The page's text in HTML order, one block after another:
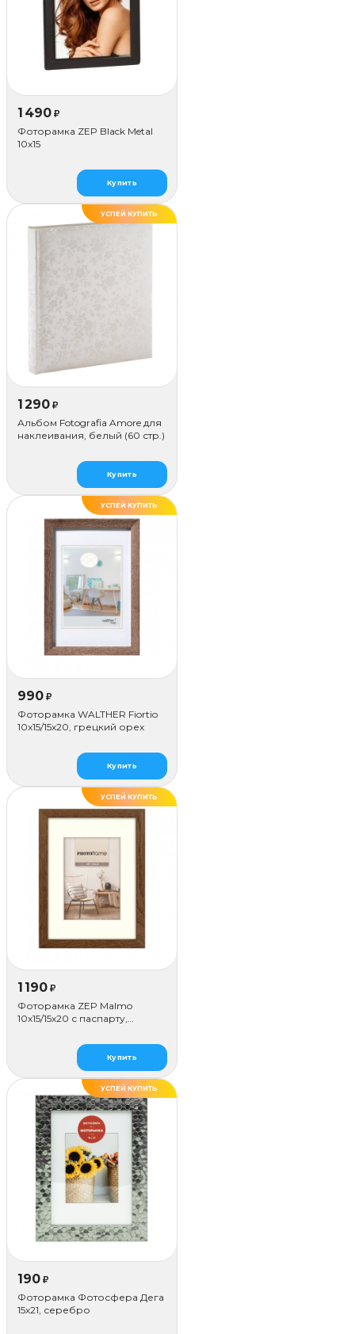
1 490 ₽
Фоторамка ZEP Black Metal
10x15
Купить
УСПЕЙ КУПИТЬ
1 290 ₽
Альбом Fotografia Amore для
наклеивания, белый (60 стр.)
Купить
УСПЕЙ КУПИТЬ
990 ₽
Фоторамка WALTHER Fiortio
10x15/15х20, грецкий орех
Купить
УСПЕЙ КУПИТЬ
1 190 ₽
Фоторамка ZEP Malmo
10х15/15х20 с паспарту,
Купить
УСПЕЙ КУПИТЬ
190 ₽
Фоторамка Фотосфера Дега
15x21, серебро